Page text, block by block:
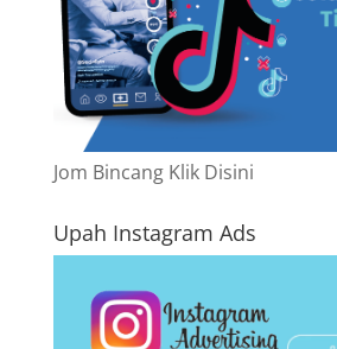
Jom Bincang Klik Disini
Upah Instagram Ads